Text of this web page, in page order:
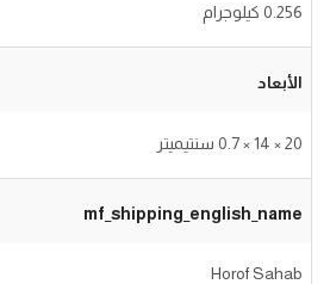
0.256 كيلوجرام
الأبعاد
20 × 14 × 0.7 سنتيميتر
mf_shipping_english_name
Horof Sahab